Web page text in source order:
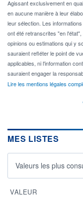
Agissant exclusivement en
en aucune manière à leur
leur sélection. Les
ont été retranscrites "en
opinions ou estimations qui y
sauraient refléter le point de
applicables, ni l'information
sauraient engager la
Lire les mentions légales
MES LISTES
Valeurs les plus
VALEUR